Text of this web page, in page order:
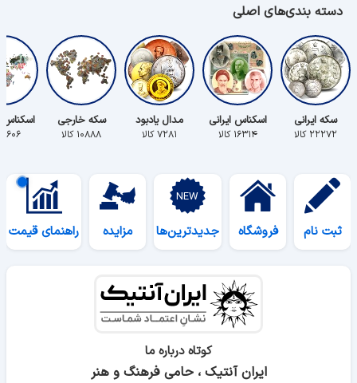
دسته بندی‌های اصلی
سکه ایرانی
۲۲۲۷۲ کالا
اسکناس ایرانی
۱۶۳۱۴ کالا
مدال یادبود
۷۲۸۱ کالا
سکه خارجی
۱۰۸۸۸ کالا ۵۶۰۶ کالا
ثبت نام فروشگاه جدیدترین‌ها مزایده راهنمای قیمت
کوتاه درباره ما
ایران آنتیک ، حامی فرهنگ و هنر